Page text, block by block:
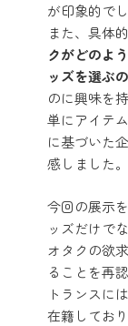
が印象的でし
また、具体
クがどのよ
ッズを選ぶ
のに興味を
単にアイテ
に基づいた
感しました。
今回の展示
ッズだけで
オタクの欲
ることを再
トランスに
在籍してお